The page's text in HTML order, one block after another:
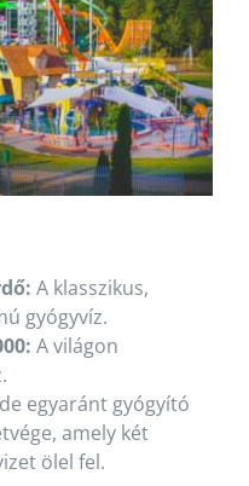
A klasszikus,
gyógyvíz.
A világon
egyaránt gyógyító
amely két
ölel fel.